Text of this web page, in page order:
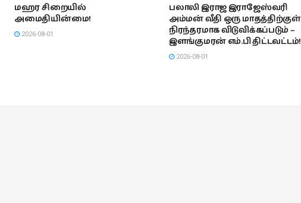
மஹர சிறையில்
அமைதியின்மை!
2026-08-01
பலாலி இராஜ இராஜேஸ்வரி
அம்மன் வீதி ஒரு மாதத்திற்குள்
நிரந்தரமாக விடுவிக்கப்படும் –
இளங்குமரன் எம்.பி திட்டவட்டம்!
2026-08-01